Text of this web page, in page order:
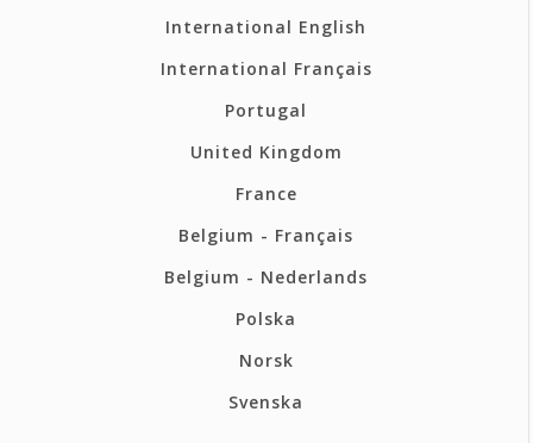
International English
International Français
Portugal
United Kingdom
France
Belgium - Français
Belgium - Nederlands
Polska
Norsk
Svenska